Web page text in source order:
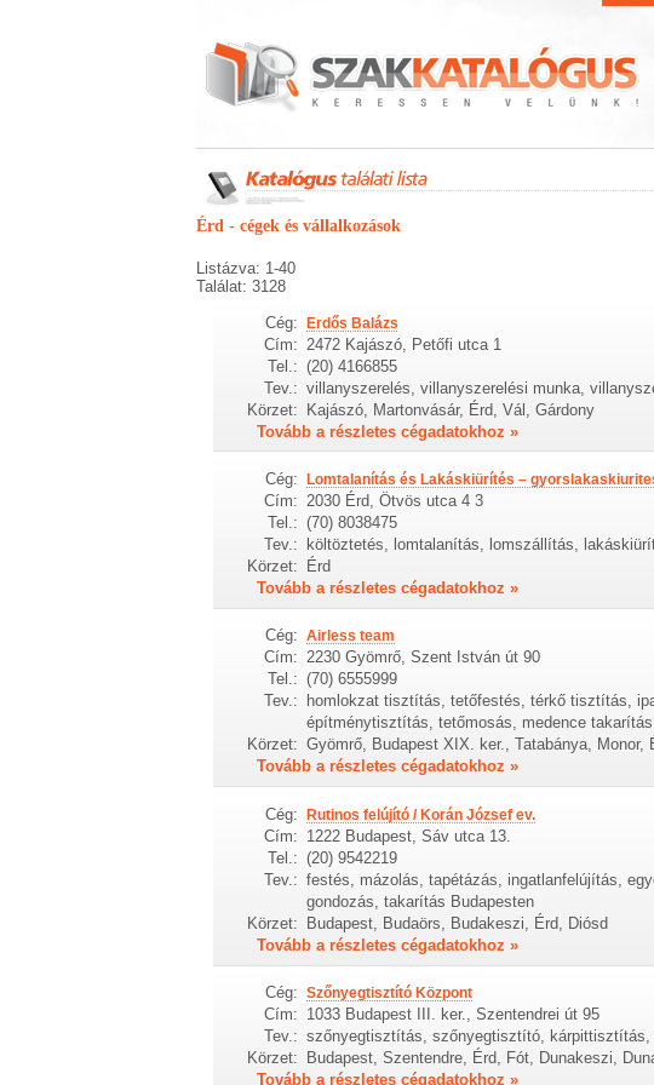
Érd - cégek és vállalkozások
Listázva: 1-40
Találat: 3128
Cég: Erdős Balázs
Cím: 2472 Kajászó, Petőfi utca 1
Tel.: (20) 4166855
Tev.: villanyszerelés, villanyszerelési munka,
Körzet: Kajászó, Martonvásár, Érd, Vál, Gárdony
Tovább a részletes cégadatokhoz »
Cég: Lomtalanítás és Lakáskiürítés –
Cím: 2030 Érd, Ötvös utca 4 3
Tel.: (70) 8038475
Tev.:
költöztetés, lomtalanítás, lomszállítás,
Körzet:
Érd
Tovább a részletes cégadatokhoz »
Cég: Airless team
Cím: 2230 Gyömrő, Szent István út 90
Tel.: (70) 6555999
Tev.:
homlokzat tisztítás, tetőfestés, térkő tisztítás,
építménytisztítás, tetőmosás, medence
Körzet: Gyömrő, Budapest XIX. ker., Tatabánya, Monor,
Tovább a részletes cégadatokhoz »
Cég: Rutinos felújító / Korán József ev.
Cím: 1222 Budapest, Sáv utca 13.
Tel.: (20) 9542219
Tev.: festés, mázolás, tapétázás, ingatlanfelújítás,
gondozás, takarítás Budapesten
Körzet:
Budapest, Budaörs, Budakeszi, Érd, Diósd
Tovább a részletes cégadatokhoz »
Cég: Szőnyegtisztító Központ
Cím: 1033 Budapest III. ker., Szentendrei út 95
Tev.: szőnyegtisztítás, szőnyegtisztító,
Körzet:
Budapest, Szentendre, Érd, Fót, Dunakeszi,
Tovább a részletes cégadatokhoz »